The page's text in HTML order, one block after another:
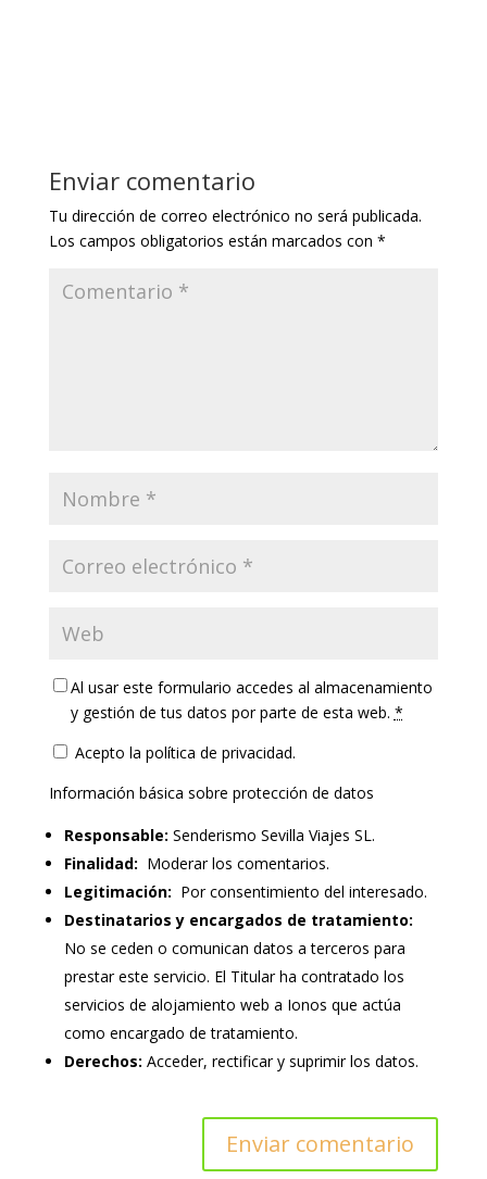
Enviar comentario
Tu dirección de correo electrónico no será publicada.
Los campos obligatorios están marcados con *
Al usar este formulario accedes al almacenamiento
y gestión de tus datos por parte de esta web. *
Acepto la política de privacidad.
Información básica sobre protección de datos
Responsable: Senderismo Sevilla Viajes SL.
Finalidad: Moderar los comentarios.
Legitimación: Por consentimiento del interesado.
Destinatarios y encargados de tratamiento:
No se ceden o comunican datos a terceros para
prestar este servicio. El Titular ha contratado los
servicios de alojamiento web a Ionos que actúa
como encargado de tratamiento.
Derechos: Acceder, rectificar y suprimir los datos.